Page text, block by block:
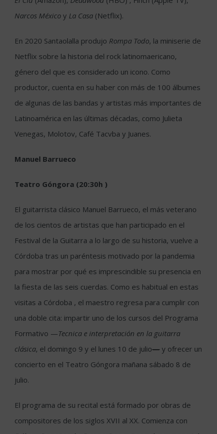
Narcos México y La Casa (Netflix).
En 2020 Santaolalla produjo Rompa Todo, la miniserie de
Netflix sobre la historia del rock latinomaericano,
género del que es considerado un icono. Como
productor, cuenta en su haber con más de 100 álbumes
de algunas de las bandas y artistas más importantes de
Latinoamérica en las últimas décadas, como Julieta
Venegas, Molotov, Café Tacvba y Juanes.
Manuel Barrueco
Teatro Góngora (20:30h )
El guitarrista clásico Manuel Barrueco, el más veterano
de los cientos de artistas que han participado en el
Festival de la Guitarra a lo largo de su historia, vuelve a
Córdoba tras un paréntesis motivado por la pandemia
para mostrar por qué es imprescindible su presencia en
la fiesta de las seis cuerdas. Como es habitual en estas
visitas a Córdoba , el maestro regresa para cumplir con
una doble cita: impartir uno de los cursos del Programa
Formativo —Tecnica e interpretación en la guitarra
clásica, el domingo 9 y el lunes 10 de julio— y ofrecer un
concierto en el Teatro Góngora mañana sábado 8 de
julio.
El programa de su recital está formado por obras de
compositores de los siglos XVII al XX. Comienza con